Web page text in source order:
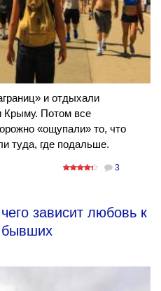
и отдыхали
Крыму. Потом все
«ощупали» то, что
туда, где подальше.
3
зависит любовь к
бывших